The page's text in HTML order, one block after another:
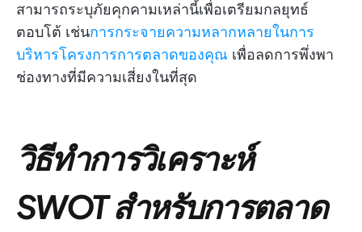
สามารถระบุภัยคุกคามเหล่านี้เพื่อเตรียมกลยุทธ์
ตอบโต้ เช่นการกระจายความหลากหลายในการ
บริหารโครงการการตลาดของคุณ เพื่อลดการพึ่งพา
ช่องทางที่มีความเสี่ยงในที่สุด
วิธีทำการวิเคราะห์
SWOT สำหรับการตลาด